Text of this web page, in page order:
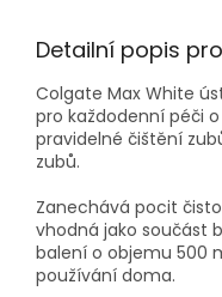
Detailní popis
Colgate Max White
pro každodenní péči
pravidelné čištění
zubů.
Zanechává pocit
vhodná jako součást
balení o objemu 500
používání doma.